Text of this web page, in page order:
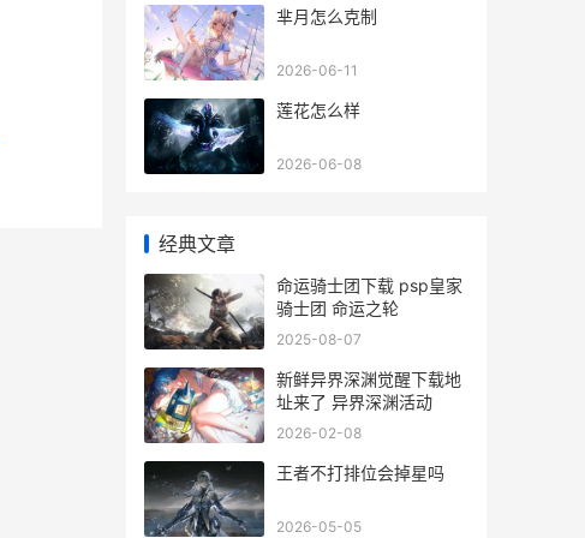
芈月怎么克制
2026-06-11
莲花怎么样
2026-06-08
经典文章
命运骑士团下载 psp皇家
骑士团 命运之轮
2025-08-07
新鲜异界深渊觉醒下载地
址来了 异界深渊活动
2026-02-08
王者不打排位会掉星吗
2026-05-05